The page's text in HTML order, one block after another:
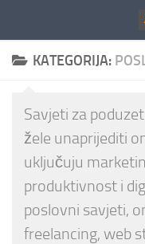
KATEGORIJA:
Savjeti za
žele unaprijediti
uključuju
produktivnost i
poslovni savjeti,
freelancing, web